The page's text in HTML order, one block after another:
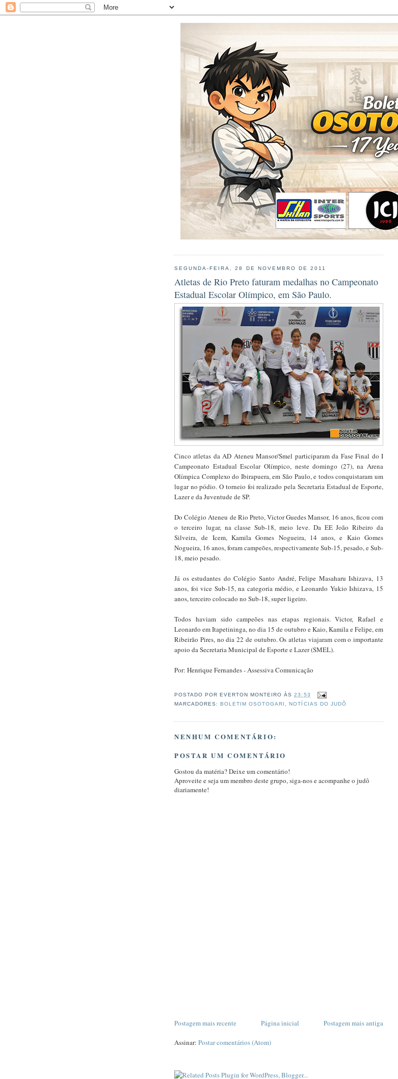
SEGUNDA-FEIRA, 28 DE NOVEMBRO DE 2011
Atletas de Rio Preto faturam medalhas no Campeonato
Estadual Escolar Olímpico, em São Paulo.
Cinco atletas da AD Ateneu Mansor/Smel participaram da Fase Final do I
Campeonato Estadual Escolar Olímpico, neste domingo (27), na Arena
Olímpica Complexo do Ibirapuera, em São Paulo, e todos conquistaram um
lugar no pódio. O torneio foi realizado pela Secretaria Estadual de Esporte,
Lazer e da Juventude de SP.
Do Colégio Ateneu de Rio Preto, Victor Guedes Mansor, 16 anos, ficou com
o terceiro lugar, na classe Sub-18, meio leve. Da EE João Ribeiro da
Silveira, de Icem, Kamila Gomes Nogueira, 14 anos, e Kaio Gomes
Nogueira, 16 anos, foram campeões, respectivamente Sub-15, pesado, e Sub-
18, meio pesado.
Já os estudantes do Colégio Santo André, Felipe Masaharu Ishizava, 13
anos, foi vice Sub-15, na categoria médio, e Leonardo Yukio Ishizava, 15
anos, terceiro colocado no Sub-18, super ligeiro.
Todos haviam sido campeões nas etapas regionais. Victor, Rafael e
Leonardo em Itapetininga, no dia 15 de outubro e Kaio, Kamila e Felipe, em
Ribeirão Pires, no dia 22 de outubro. Os atletas viajaram com o importante
apoio da Secretaria Municipal de Esporte e Lazer (SMEL).
Por: Henrique Fernandes - Assessiva Comunicação
POSTADO POR EVERTON MONTEIRO ÀS23:53
MARCADORES:BOLETIM OSOTOGARI ,NOTÍCIAS DO JUDÔ
NENHUM COMENTÁRIO:
POSTAR UM COMENTÁRIO
Gostou da matéria? Deixe um comentário!
Aproveite e seja um membro deste grupo, siga-nos e acompanhe o judô
diariamente!
Postagem mais recente Postagem mais antiga
Página inicial
Assinar: Postar comentários (Atom)